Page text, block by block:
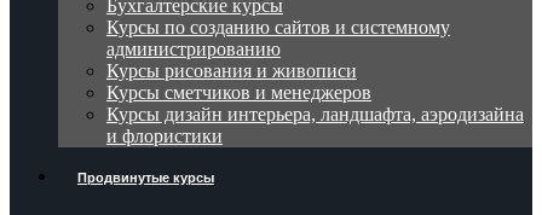
Бухгалтерские курсы
Курсы по созданию сайтов и системному
администрированию
Курсы рисования и живописи
Курсы сметчиков и менеджеров
Курсы дизайн интерьера, ландшафта, аэродизайна
и флористики
Продвинутые курсы